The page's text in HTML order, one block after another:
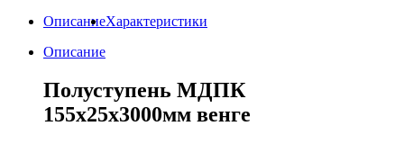
ОписаниеХарактеристики
Описание
Полуступень МДПК
155х25х3000мм венге